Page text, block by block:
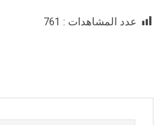
عدد المشاهدات : 761